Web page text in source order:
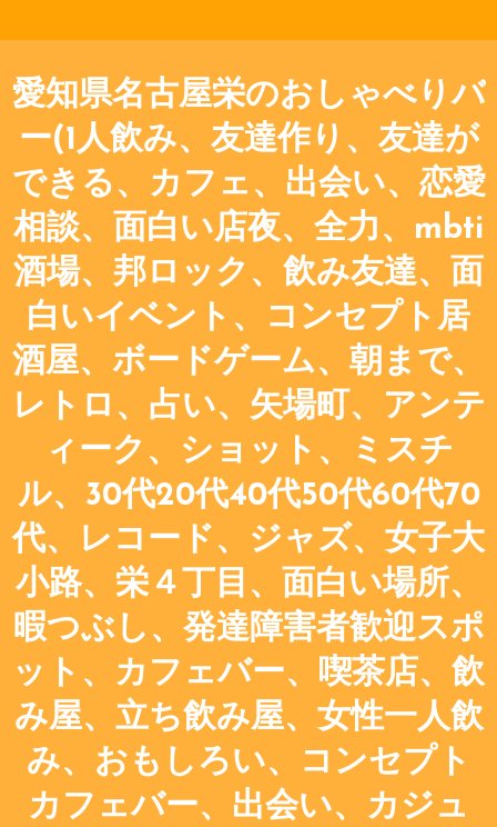
愛知県名古屋栄のおしゃべりバ
ー(1人飲み、友達作り、友達が
できる、カフェ、出会い、恋愛
相談、面白い店夜、全力、mbti
酒場、邦ロック、飲み友達、面
白いイベント、コンセプト居
酒屋、ボードゲーム、朝まで、
レトロ、占い、矢場町、アンテ
ィーク、ショット、ミスチ
ル、30代20代40代50代60代70
代、レコード、ジャズ、女子大
小路、栄４丁目、面白い場所、
暇つぶし、発達障害者歓迎スポ
ット、カフェバー、喫茶店、飲
み屋、立ち飲み屋、女性一人飲
み、おもしろい、コンセプト
カフェバー、出会い、カジュ